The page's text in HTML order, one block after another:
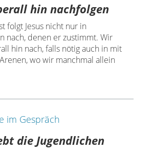
hin nachfolgen
folgt Jesus nicht nur in
nach, denen er zustimmt. Wir
hin nach, falls nötig auch in mit
wo wir manchmal allein
die Jugendlichen